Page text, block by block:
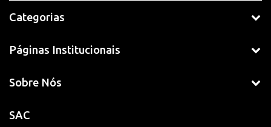
Categorias
Páginas Institucionais
Sobre Nós
SAC